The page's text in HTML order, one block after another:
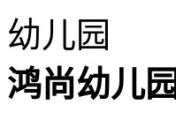
幼儿园
鸿尚幼儿园